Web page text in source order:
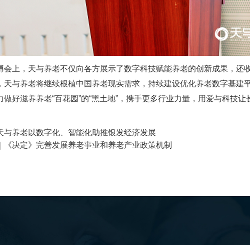
会上，天与养老不仅向各方展示了数字科技赋能养老的创新成果，还
天与养老将继续根植中国养老现实需求，持续建设优化养老数字基建
好滋养养老“百花园”的“黑土地”，携手更多行业力量，用爱与科技让
与养老以数字化、智能化助推银发经济发展
决定》完善发展养老事业和养老产业政策机制